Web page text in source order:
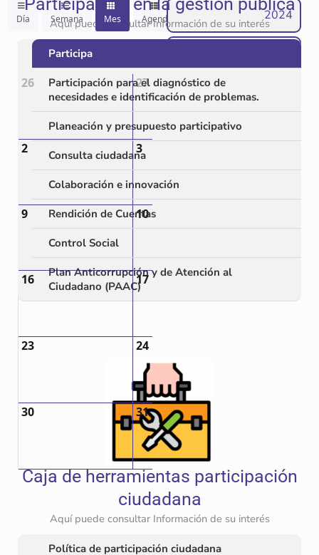
Día Semana Mes Agenda
Dom.
26 27
2 3
9 10
16 17
23 24
30 31
2024
Aquí puede consultar Información de su interés
Participa
Participación para el diagnóstico de
necesidades e identificación de problemas.
Planeación y presupuesto participativo
Consulta ciudadana
Colaboración e innovación
Rendición de Cuentas
Control Social
Plan Anticorrupción y de Atención al
Ciudadano (PAAC)
Caja de herramientas participación
ciudadana
Aquí puede consultar Información de su interés
Política de participación ciudadana